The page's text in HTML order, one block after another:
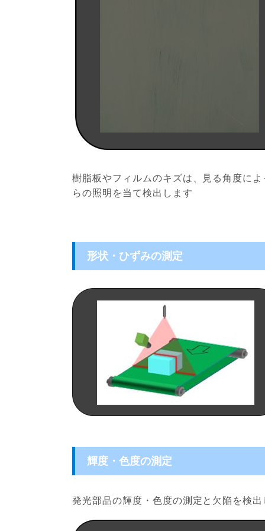
樹脂板やフィルムのキズは、見る角度に
らの照明を当て検出します
形状・ひずみの測定
輝度・色度の測定
発光部品の輝度・色度の測定と欠陥を検